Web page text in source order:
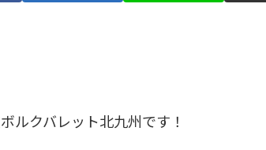
ルクバレット北九州です！